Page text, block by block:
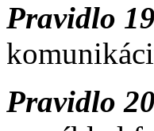
Pravidlo
Pravidlo